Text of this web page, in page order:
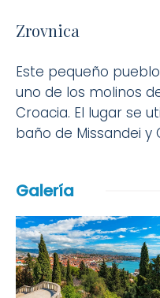
Zrovnica
Este pequeño
uno de los molinos
Croacia. El lugar se
baño de Missandei y
Galería